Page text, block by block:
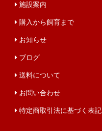
施設案内
購入から飼育まで
お知らせ
ブログ
送料について
お問い合わせ
特定商取引法に基づく表記